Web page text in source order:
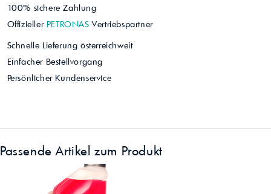
100% sichere Zahlung
Offizieller PETRONAS Vertriebspartner
Schnelle Lieferung österreichweit
Einfacher Bestellvorgang
Persönlicher Kundenservice
Passende Artikel zum Produkt